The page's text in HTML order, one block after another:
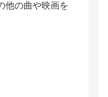
他の曲や映画を